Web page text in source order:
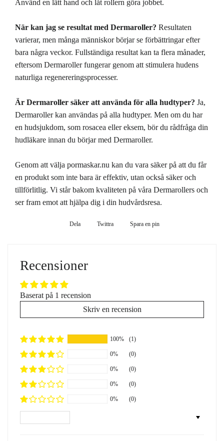
Använd en lätt hand och låt rollern göra jobbet.
När kan jag se resultat med Dermaroller? Resultaten
varierar, men många människor börjar se förbättringar efter
bara några veckor. Fullständiga resultat kan ta flera månader,
eftersom Dermaroller fungerar genom att stimulera hudens
naturliga regenereringsprocesser.
Är Dermaroller säker att använda för alla hudtyper? Ja,
Dermaroller kan användas på alla hudtyper. Men om du har
en hudsjukdom, som rosacea eller eksem, bör du rådfråga din
hudläkare innan du börjar med Dermaroller.
Genom att välja pormaskar.nu kan du vara säker på att du får
en produkt som inte bara är effektiv, utan också säker och
tillförlitlig. Vi står bakom kvaliteten på våra Dermarollers och
ser fram emot att hjälpa dig i din hudvårdsresa.
Dela Twittra
TwittraSpara en pin
Recensioner
Baserat på 1 recension
Skriv en recension
100% (1)
0% (0)
0% (0)
0% (0)
0% (0)